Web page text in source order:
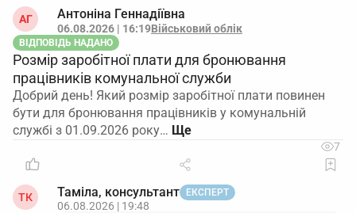
АГ Антоніна Геннадіївна
06.08.2026 | 16:19Військовий облік
ВІДПОВІДЬ НАДАНО
Розмір заробітної плати для бронювання
працівників комунальної служби
Добрий день! Який розмір заробітної плати повинен
бути для бронювання працівників у комунальній
службі з 01.09.2026 року…
7
ТК Таміла, консультант ЕКСПЕРТ
06.08.2026 | 19:48